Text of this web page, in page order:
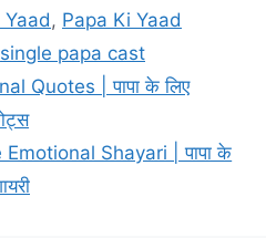
, Papa Ki Yaad
single papa cast
Quotes | पापा के लिए
Shayari | पापा के